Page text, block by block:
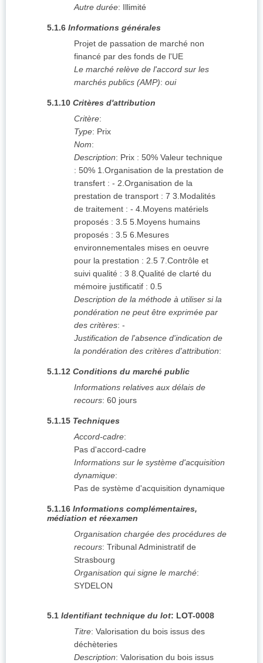
Autre durée: Illimité
5.1.6 Informations générales
Projet de passation de marché non
financé par des fonds de l'UE
Le marché relève de l'accord sur les
marchés publics (AMP): oui
5.1.10 Critères d'attribution
Critère:
Type: Prix
Nom:
Description: Prix : 50% Valeur technique
: 50% 1.Organisation de la prestation de
transfert : - 2.Organisation de la
prestation de transport : 7 3.Modalités
de traitement : - 4.Moyens matériels
proposés : 3.5 5.Moyens humains
proposés : 3.5 6.Mesures
environnementales mises en oeuvre
pour la prestation : 2.5 7.Contrôle et
suivi qualité : 3 8.Qualité de clarté du
mémoire justificatif : 0.5
Description de la méthode à utiliser si la
pondération ne peut être exprimée par
des critères: -
Justification de l'absence d'indication de
la pondération des critères d'attribution:
5.1.12 Conditions du marché public
Informations relatives aux délais de
recours: 60 jours
5.1.15 Techniques
Accord-cadre:
Pas d'accord-cadre
Informations sur le système d'acquisition
dynamique:
Pas de système d'acquisition dynamique
5.1.16 Informations complémentaires,
médiation et réexamen
Organisation chargée des procédures de
recours: Tribunal Administratif de
Strasbourg
Organisation qui signe le marché:
SYDELON
5.1 Identifiant technique du lot: LOT-0008
Titre: Valorisation du bois issus des
déchèteries
Description: Valorisation du bois issus